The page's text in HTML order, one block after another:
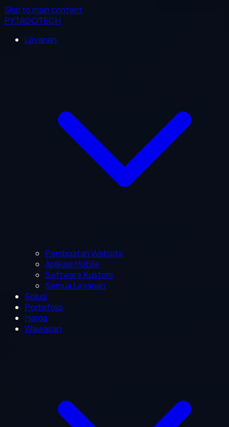
Skip to main content
PYTAGOTECH
Layanan
Pembuatan Website
Aplikasi Mobile
Software Kustom
Semua Layanan
Solusi
Portofolio
Harga
Wawasan